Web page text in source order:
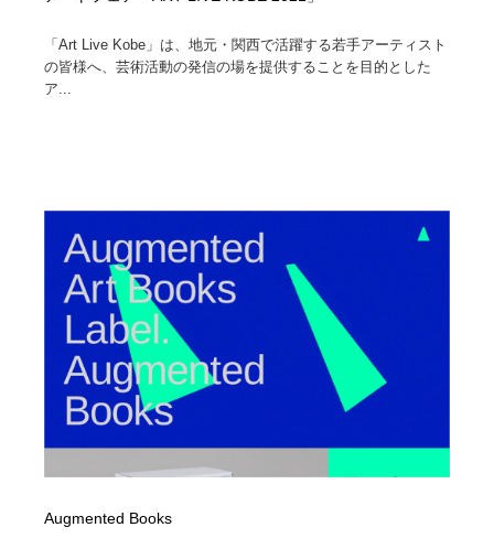
「Art Live Kobe」は、地元・関西で活躍する若手アーティスト
の皆様へ、芸術活動の発信の場を提供することを目的とした
ア...
Augmented Books